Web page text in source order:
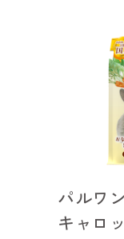
パルワ
キャロ